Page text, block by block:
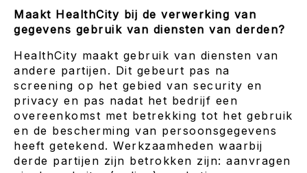
Maakt HealthCity bij de verwerking van
gegevens gebruik van diensten van derden?
HealthCity maakt gebruik van diensten van
andere partijen. Dit gebeurt pas na
screening op het gebied van security en
privacy en pas nadat het bedrijf een
overeenkomst met betrekking tot het gebruik
en de bescherming van persoonsgegevens
heeft getekend. Werkzaamheden waarbij
derde partijen zijn betrokken zijn: aanvragen